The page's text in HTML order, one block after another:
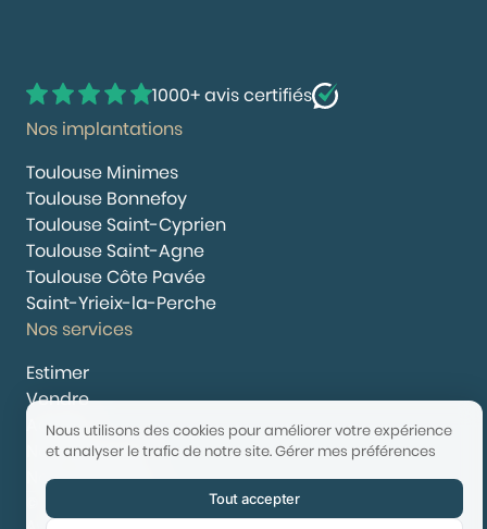
1000+ avis certifiés
Nos implantations
Toulouse Minimes
Toulouse Bonnefoy
Toulouse Saint-Cyprien
Toulouse Saint-Agne
Toulouse Côte Pavée
Saint-Yrieix-la-Perche
Nos services
Estimer
Vendre
Acheter
Nous rejoindre
Nous contacter
© 2025 Booster Immobilier | Tech & Website powered by
Nous utilisons des cookies pour améliorer votre expérience
et analyser le trafic de notre site.Gérer mes préférences
Tout accepter